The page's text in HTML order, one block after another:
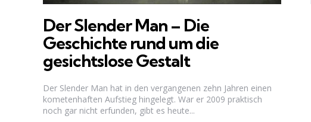
Der Slender Man – Die
Geschichte rund um die
gesichtslose Gestalt
Der Slender Man hat in den vergangenen zehn Jahren einen
kometenhaften Aufstieg hingelegt. War er 2009 praktisch
noch gar nicht erfunden, gibt es heute...